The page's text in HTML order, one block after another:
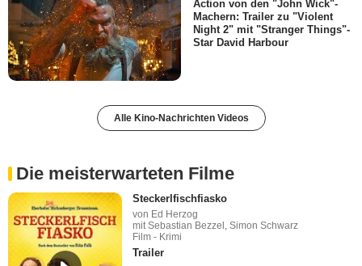
Action von den "John Wick"-
Machern: Trailer zu "Violent
Night 2" mit "Stranger Things"-
Star David Harbour
Alle Kino-Nachrichten Videos
Die meisterwarteten Filme
Steckerlfischfiasko
von Ed Herzog
mit Sebastian Bezzel, Simon Schwarz
Film - Krimi
Trailer